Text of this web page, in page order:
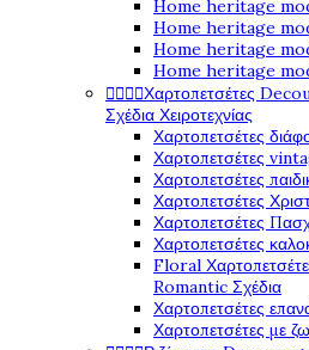
Home heritage
Home heritage
Home heritage
Home heritage
   Χαρτοπετσέτες
Σχέδια Χειροτεχνίας
Χαρτοπετσέτες
Χαρτοπετσέτες
Χαρτοπετσέτες
Χαρτοπετσέτες
Χαρτοπετσέτες
Χαρτοπετσέτες
Floral
Romantic Σχέδια
Χαρτοπετσέτες
Χαρτοπετσέτες με